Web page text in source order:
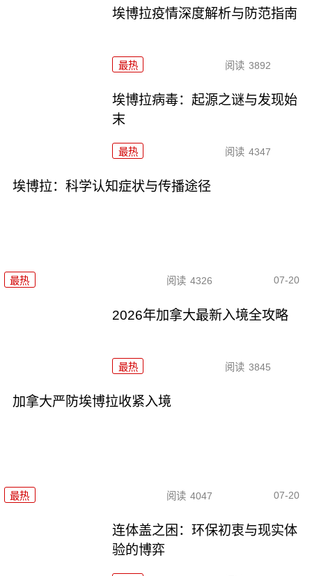
埃博拉疫情深度解析与防范指南
最热 阅读 3892
埃博拉病毒：起源之谜与发现始
末
最热 阅读 4347
埃博拉：科学认知症状与传播途径
最热 阅读 4326 07-20
2026年加拿大最新入境全攻略
最热 阅读 3845
加拿大严防埃博拉收紧入境
最热 阅读 4047 07-20
连体盖之困：环保初衷与现实体
验的博弈